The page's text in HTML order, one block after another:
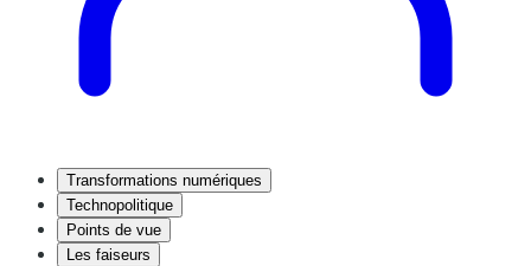
Transformations numériques
Technopolitique
Points de vue
Les faiseurs